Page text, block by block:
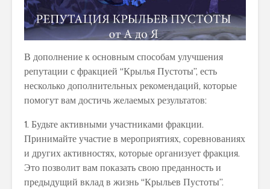
В дополнение к основным способам улучшения
репутации с фракцией “Крылья Пустоты”, есть
несколько дополнительных рекомендаций, которые
помогут вам достичь желаемых результатов:
1. Будьте активными участниками фракции.
Принимайте участие в мероприятиях, соревнованиях
и других активностях, которые организует фракция.
Это позволит вам показать свою преданность и
предыдущий вклад в жизнь “Крыльев Пустоты”.